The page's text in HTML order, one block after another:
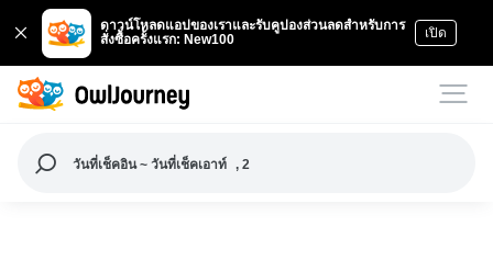
ดาวน์โหลดแอปของเราและรับคูปองส่วนลดสำหรับการ
สั่งซื้อครั้งแรก: New100
เปิด
วันที่เช็คอิน ~ วันที่เช็คเอาท์ , 2